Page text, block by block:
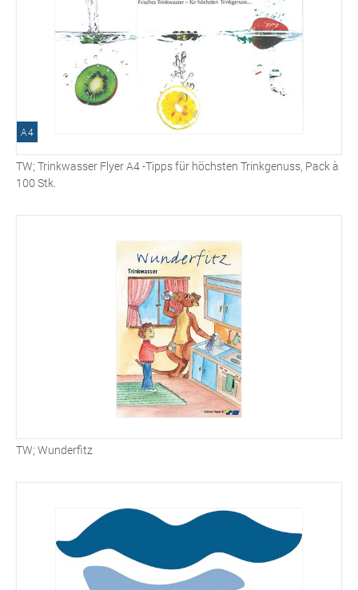
A4
TW; Trinkwasser Flyer A4 -Tipps für höchsten Trinkgenuss, Pack à
100 Stk.
TW; Wunderfitz